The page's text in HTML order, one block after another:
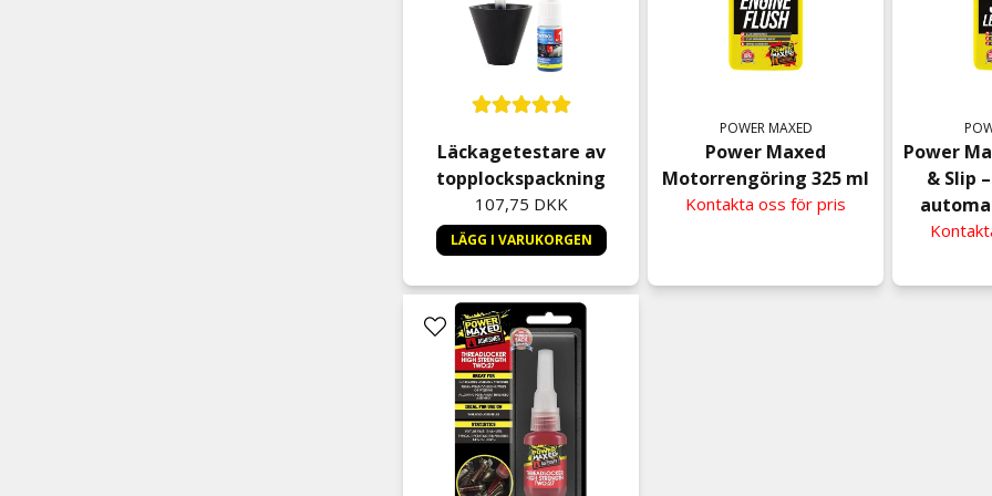
Läckagetestare av
topplockspackning
107,75 DKK
LÄGG I VARUKORGEN
POWER MAXED
Power Maxed
Motorrengöring 325 ml
Kontakta oss för pris
Power
& Slip